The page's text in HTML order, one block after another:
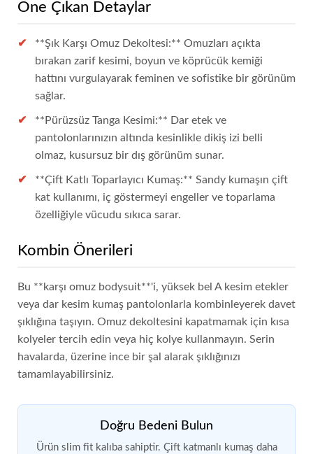
Öne Çıkan Detaylar
**Şık Karşı Omuz Dekoltesi:** Omuzları açıkta
bırakan zarif kesimi, boyun ve köprücük kemiği
hattını vurgulayarak feminen ve sofistike bir görünüm
sağlar.
**Pürüzsüz Tanga Kesimi:** Dar etek ve
pantolonlarınızın altında kesinlikle dikiş izi belli
olmaz, kusursuz bir dış görünüm sunar.
**Çift Katlı Toparlayıcı Kumaş:** Sandy kumaşın çift
kat kullanımı, iç göstermeyi engeller ve toparlama
özelliğiyle vücudu sıkıca sarar.
Kombin Önerileri
Bu **karşı omuz bodysuit**'i, yüksek bel A kesim etekler
veya dar kesim kumaş pantolonlarla kombinleyerek davet
şıklığına taşıyın. Omuz dekoltesini kapatmamak için kısa
kolyeler tercih edin veya hiç kolye kullanmayın. Serin
havalarda, üzerine ince bir şal alarak şıklığınızı
tamamlayabilirsiniz.
Doğru Bedeni Bulun
Ürün slim fit kalıba sahiptir. Çift katmanlı kumaş daha